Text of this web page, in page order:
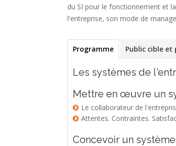
du SI pour le fonctionnement et
l'entreprise, son mode de
Stage
Programme (active
tab)
Public cible et
Les systèmes de
Mettre en œuvre un
Le collaborateur de
Attentes. Contraintes.
Concevoir un